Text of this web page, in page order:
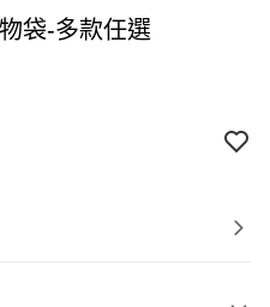
袋-多款任選